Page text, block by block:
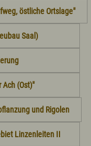
östliche Ortslage"
Saal)
(Ost)"
und Rigolen
Linzenleiten II